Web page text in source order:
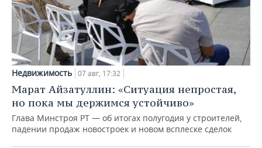
Недвижимость 07 авг, 17:32
Марат Айзатуллин: «Ситуация непростая,
но пока мы держимся устойчиво»
Глава Минстроя РТ — об итогах полугодия у строителей,
падении продаж новостроек и новом всплеске сделок